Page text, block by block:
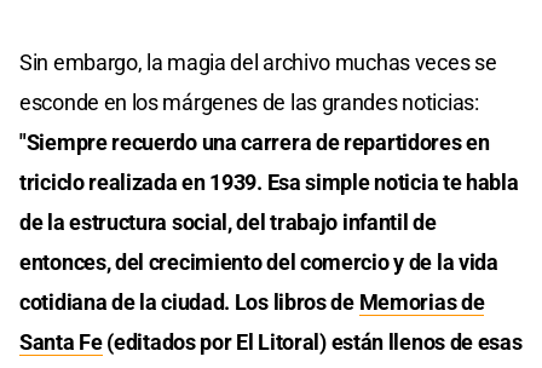
Sin embargo, la magia del archivo muchas veces se
esconde en los márgenes de las grandes noticias:
"Siempre recuerdo una carrera de repartidores en
triciclo realizada en 1939. Esa simple noticia te habla
de la estructura social, del trabajo infantil de
entonces, del crecimiento del comercio y de la vida
cotidiana de la ciudad. Los libros de Memorias de
Santa Fe(editados por El Litoral) están llenos de esas